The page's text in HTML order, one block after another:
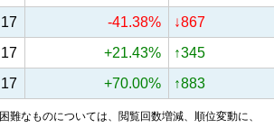
17 -41.38%
↓867
17 +21.43%
↑345
17 +70.00% ↑883
難なものについては、閲覧回数増減、順位変動に、